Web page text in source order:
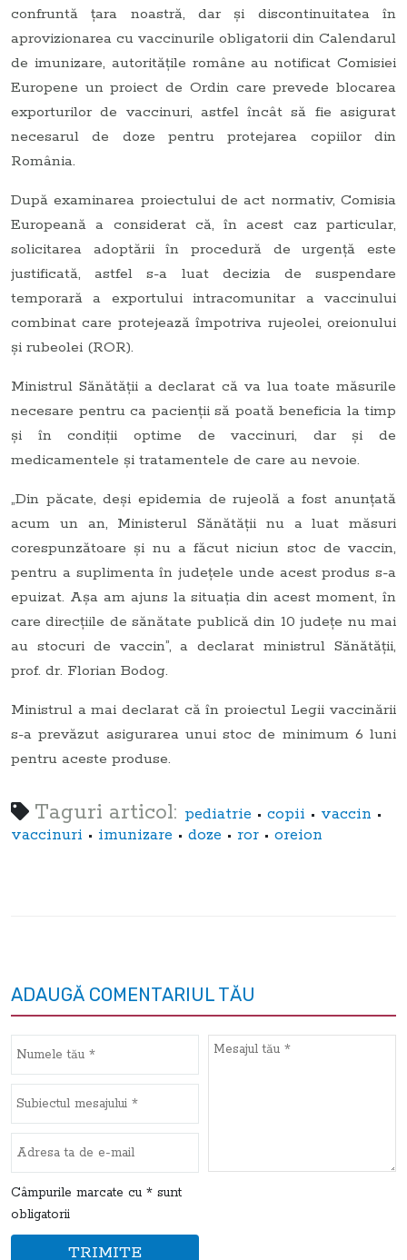
confruntă ţara noastră, dar şi discontinuitatea în
aprovizionarea cu vaccinurile obligatorii din Calendarul
de imunizare, autorităţile române au notificat Comisiei
Europene un proiect de Ordin care prevede blocarea
exporturilor de vaccinuri, astfel încât să fie asigurat
necesarul de doze pentru protejarea copiilor din
România.
După examinarea proiectului de act normativ, Comisia
Europeană a considerat că, în acest caz particular,
solicitarea adoptării în procedură de urgenţă este
justificată, astfel s-a luat decizia de suspendare
temporară a exportului intracomunitar a vaccinului
combinat care protejează împotriva rujeolei, oreionului
şi rubeolei (ROR).
Ministrul Sănătăţii a declarat că va lua toate măsurile
necesare pentru ca pacienţii să poată beneficia la timp
şi în condiţii optime de vaccinuri, dar şi de
medicamentele şi tratamentele de care au nevoie.
„Din păcate, deşi epidemia de rujeolă a fost anunţată
acum un an, Ministerul Sănătăţii nu a luat măsuri
corespunzătoare şi nu a făcut niciun stoc de vaccin,
pentru a suplimenta în judeţele unde acest produs s-a
epuizat. Aşa am ajuns la situaţia din acest moment, în
care direcţiile de sănătate publică din 10 judeţe nu mai
au stocuri de vaccin”, a declarat ministrul Sănătăţii,
prof. dr. Florian Bodog.
Ministrul a mai declarat că în proiectul Legii vaccinării
s-a prevăzut asigurarea unui stoc de minimum 6 luni
pentru aceste produse.
Taguri articol: pediatrie • copii • vaccin •
vaccinuri • imunizare • doze • ror • oreion
ADAUGĂ COMENTARIUL TĂU
Câmpurile marcate cu * sunt
obligatorii
TRIMITE